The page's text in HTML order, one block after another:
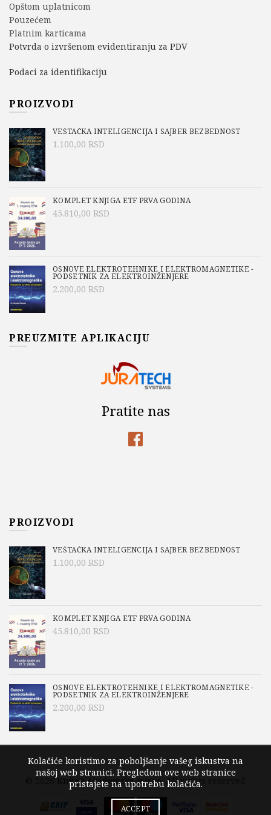
Opštom uplatnicom
Pouzećem
Platnim karticama
Potvrda o izvršenom evidentiranju za PDV
Podaci za identifikaciju
PROIZVODI
VEŠTAČKA INTELIGENCIJA I SAJBER BEZBEDNOST
1.100,00 RSD
KOMPLET KNJIGA ETF PRVA GODINA
45.810,00 RSD
OSNOVE ELEKTROTEHNIKE I ELEKTROMAGNETIKE -
PODSETNIK ZA ELEKTROINŽENJERE
2.200,00 RSD
PREUZMITE APLIKACIJU
Pratite nas
PROIZVODI
VEŠTAČKA INTELIGENCIJA I SAJBER BEZBEDNOST
1.100,00 RSD
KOMPLET KNJIGA ETF PRVA GODINA
45.810,00 RSD
OSNOVE ELEKTROTEHNIKE I ELEKTROMAGNETIKE -
PODSETNIK ZA ELEKTROINŽENJERE
2.200,00 RSD
© 2026 Knjige Akademska misao. All rights reserved
Kolačiće koristimo za poboljšanje vašeg iskustva na
našoj web stranici. Pregledom ove web stranice
pristajete na upotrebu kolačića.
ACCEPT